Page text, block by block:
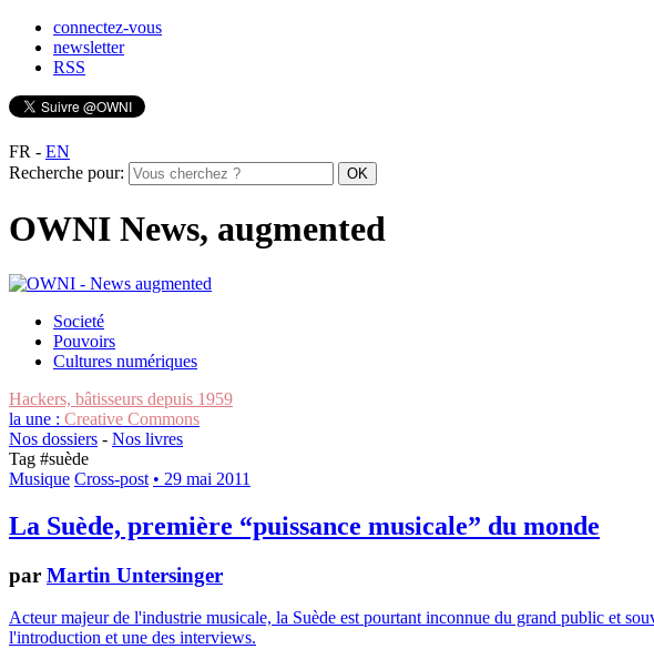
connectez-vous
newsletter
RSS
FR - EN
Recherche pour:
OWNI News, augmented
Societé
Pouvoirs
Cultures numériques
Hackers, bâtisseurs depuis 1959
la une : Creative Commons
Nos dossiers - Nos livres
Tag #suède
Musique Cross-post • 29 mai 2011
La Suède, première “puissance musicale” du monde
par Martin Untersinger
Acteur majeur de l'industrie musicale, la Suède est pourtant inconnue du grand public et
l'introduction et une des interviews.